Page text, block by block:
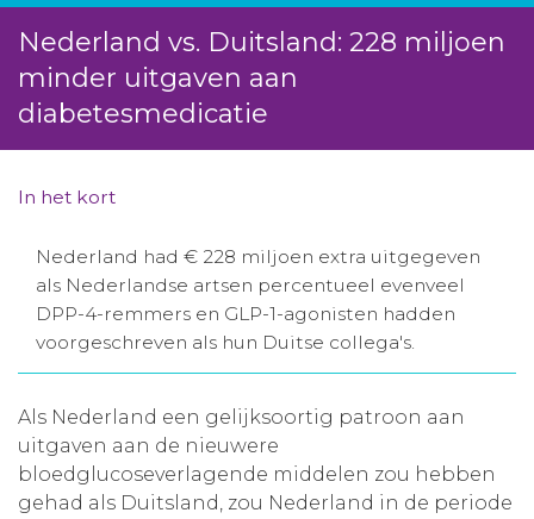
Projecten
Over IVM
Actueel
Aanmelden nieuwsbrief
Inloggen
Toegang leeromgeving
Nederland vs. Duitsland: 228 miljoen
minder uitgaven aan
diabetesmedicatie
In het kort
Nederland had € 228 miljoen extra uitgegeven
als Nederlandse artsen percentueel evenveel
DPP-4-remmers en GLP-1-agonisten hadden
voorgeschreven als hun Duitse collega's.
Als Nederland een gelijksoortig patroon aan
uitgaven aan de nieuwere
bloedglucoseverlagende middelen zou hebben
gehad als Duitsland, zou Nederland in de periode